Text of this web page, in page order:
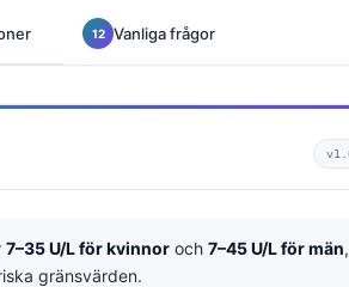
Vanliga frågor
7–35 U/L för kvinnor och 7–45 U/L för män
gränsvärden.